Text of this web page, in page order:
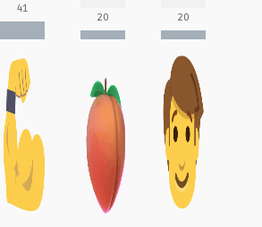
41
20 20